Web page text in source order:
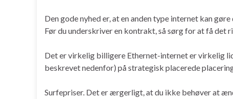
Den gode nyhed er, at en anden type internet kan
Før du underskriver en kontrakt, så sørg for at få
Det er virkelig billigere Ethernet-internet er virkelig
beskrevet nedenfor) på strategisk placerede
Surfepriser. Det er ærgerligt, at du ikke behøver at